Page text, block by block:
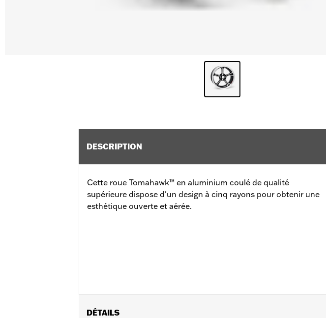
DESCRIPTION
Cette roue Tomahawk™ en aluminium coulé de qualité
supérieure dispose d'un design à cinq rayons pour obtenir une
esthétique ouverte et aérée.
DÉTAILS